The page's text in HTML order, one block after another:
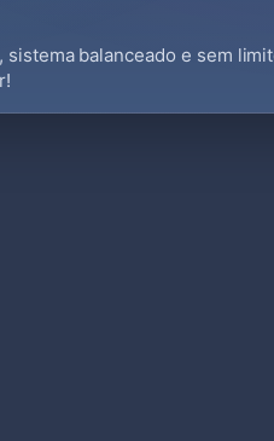
balanceado e sem